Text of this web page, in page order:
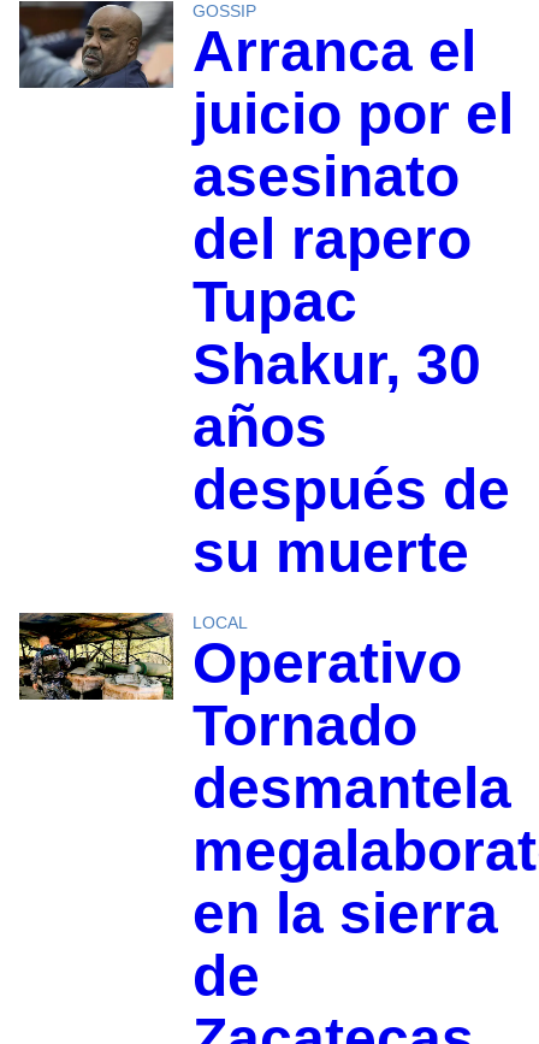
GOSSIP
Arranca el
juicio por el
asesinato
del rapero
Tupac
Shakur, 30
años
después de
su muerte
LOCAL
Operativo
Tornado
desmantela
en la sierra
de